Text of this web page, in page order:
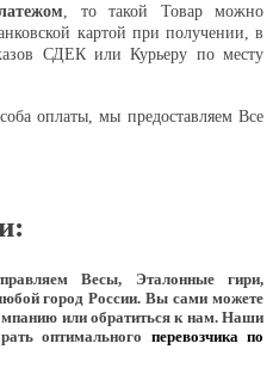
, то такой Товар можно
картой при получении, в
СДЕК или Курьеру по месту
оплаты, мы предоставляем Все
Весы, Эталонные гири,
город России. Вы сами можете
или обратиться к нам. Наши
оптимального перевозчика по